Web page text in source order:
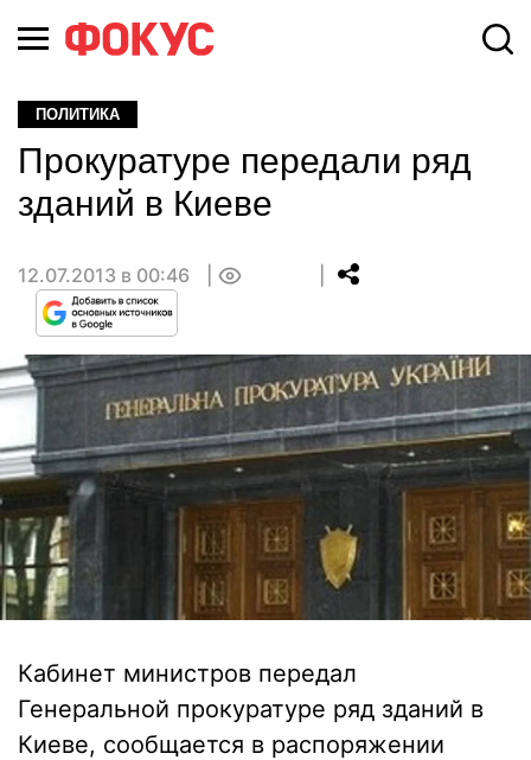
ПОЛИТИКА
Прокуратуре передали ряд
зданий в Киеве
12.07.2013 в 00:46
Кабинет министров передал
Генеральной прокуратуре ряд зданий в
Киеве, сообщается в распоряжении